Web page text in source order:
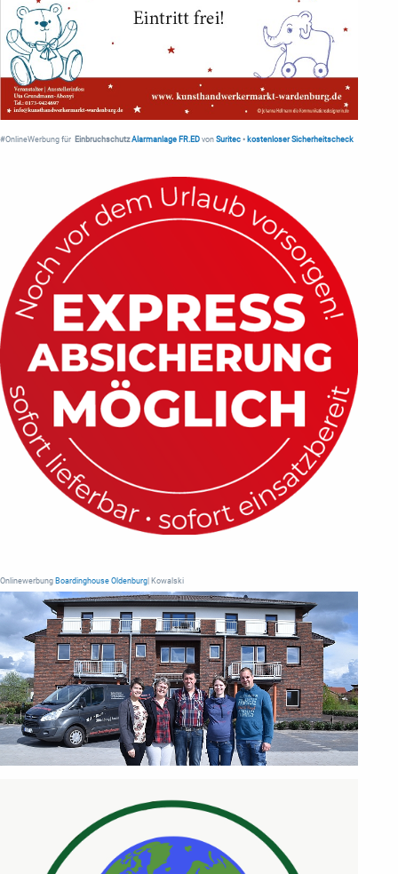
#OnlineWerbung für Einbruchschutz Alarmanlage FR.ED von Suritec • kostenloser Sicherheitscheck
Onlinewerbung Boardinghouse Oldenburg | Kowalski